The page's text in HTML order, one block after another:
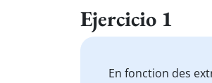
Ejercicio 1
En fonction des